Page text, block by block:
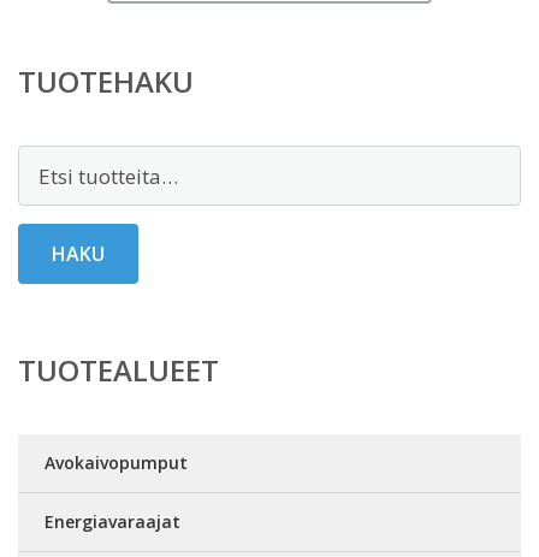
TUOTEHAKU
HAKU
TUOTEALUEET
Avokaivopumput
Energiavaraajat